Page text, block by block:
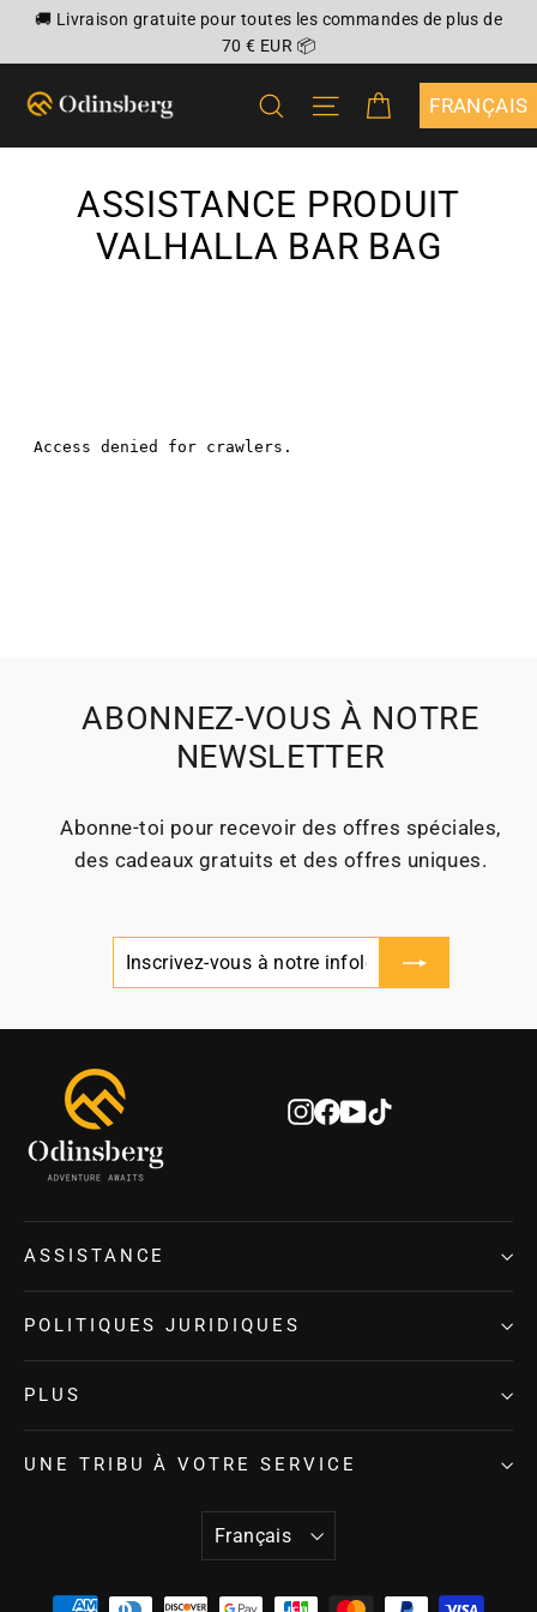
Passer🚚 Livraison gratuite pour toutes les commandes de plus de
70 € EUR 📦
RECHERCHER
NAVIGATION
PANIER
ASSISTANCE PRODUIT
VALHALLA BAR BAG
ABONNEZ-VOUS À NOTRE
NEWSLETTER
Abonne‑toi pour recevoir des offres spéciales,
des cadeaux gratuits et des offres uniques.
Inscrivez-
vous
S'inscrire
Instagram
Facebook
YouTube
ASSISTANCE
POLITIQUES JURIDIQUES
PLUS
UNE TRIBU À VOTRE SERVICE
LANGUE
Français